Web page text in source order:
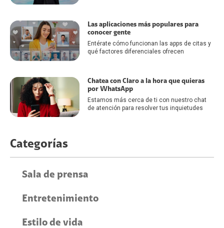
Las aplicaciones más populares para
conocer gente
Entérate cómo funcionan las apps de citas y
qué factores diferenciales ofrecen
Chatea con Claro a la hora que quieras
por WhatsApp
Estamos más cerca de ti con nuestro chat
de atención para resolver tus inquietudes
Categorías
Sala de prensa
Entretenimiento
Estilo de vida